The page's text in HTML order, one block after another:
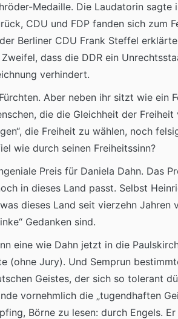
Medaille. Die Laudatorin
CDU und FDP fanden sich zum
Berliner CDU Frank Steffel
dass die DDR ein
verhindert.
Aber neben ihr sitzt wie
die die Gleichheit der
die Freiheit zu wählen, noch
wie durch seinen Freiheitssinn?
Preis für Daniela Dahn. Das
in dieses Land passt. Selbst
dieses Land seit vierzehn Jahren
Gedanken sind.
eine wie Dahn jetzt in die
(ohne Jury). Und Semprun
Geistes, der sich so tolerant
vornehmlich die „tugendhaften
Börne zu lesen: durch Engels.